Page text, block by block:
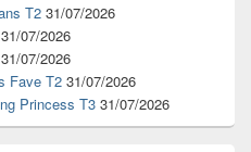
T2 31/07/2026
31/07/2026
31/07/2026
Fave T2 31/07/2026
Princess T3 31/07/2026